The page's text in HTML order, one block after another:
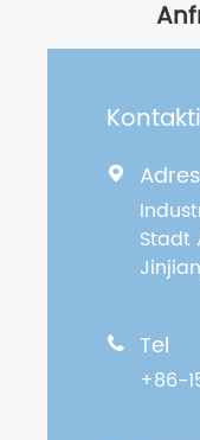

Stadt
 Tel
+86-